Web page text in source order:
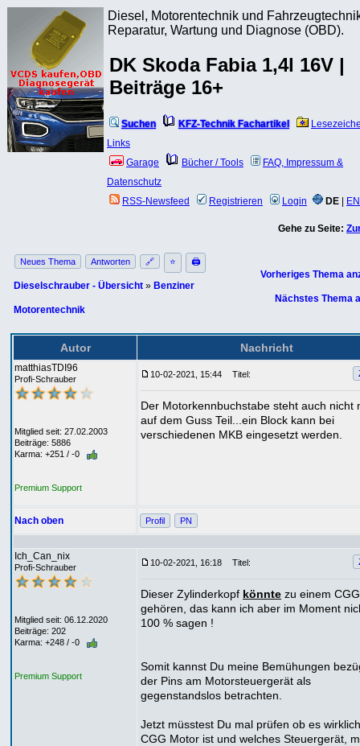
Diesel, Motorentechnik und
Reparatur, Wartung und Diagnose (OBD).
DK Skoda Fabia 1,4l 16V |
Beiträge 16+
Suchen KFZ-Technik Fachartikel
Links
Garage
Bücher / Tools
FAQ, Impressum &
Datenschutz
RSS-Newsfeed
Registrieren Login DE EN
Gehe zu Seite:
Neues Thema Antworten 🔗 ⭐ 🖨
Dieselschrauber - Übersicht » Benziner
Motorentechnik
Vorheriges Thema
Nächstes Thema
Autor Nachricht
matthiasTDI96
Profi-Schrauber
Mitglied seit: 27.02.2003
Beiträge: 5886
Karma: +251 / -0
Premium Support
10-02-2021, 15:44 Titel:
Der Motorkennbuchstabe steht auch nicht
auf dem Guss Teil...ein Block kann bei
verschiedenen MKB eingesetzt werden.
Nach oben Profil PN
Ich_Can_nix
Profi-Schrauber
Mitglied seit: 06.12.2020
Beiträge: 202
Karma: +248 / -0
Premium Support
10-02-2021, 16:18 Titel:
Dieser Zylinderkopf könnte zu einem CGG
gehören, das kann ich aber im Moment
100 % sagen !
Somit kannst Du meine Bemühungen
der Pins am Motorsteuergerät als
gegenstandslos betrachten.
Jetzt müsstest Du mal prüfen ob es
CGG Motor ist und welches Steuergerät,